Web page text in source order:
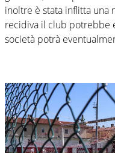
inoltre è stata inflitta una
recidiva il club potrebbe
società potrà